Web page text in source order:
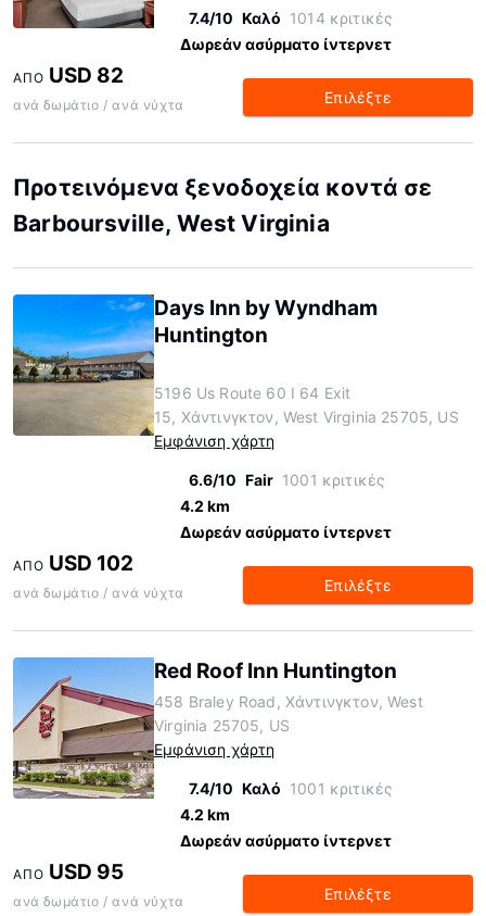
7.4/10 Καλό 1014 κριτικές
Δωρεάν ασύρματο ίντερνετ
ΑΠΌ USD 82
ανά δωμάτιο / ανά νύχτα Επιλέξτε
Προτεινόμενα ξενοδοχεία κοντά σε
Barboursville, West Virginia
Days Inn by Wyndham
Huntington
5196 Us Route 60 I 64 Exit
15, Χάντινγκτον, West Virginia 25705, US
Εμφάνιση χάρτη
6.6/10 Fair 1001 κριτικές
4.2 km
Δωρεάν ασύρματο ίντερνετ
ΑΠΌ USD 102
ανά δωμάτιο / ανά νύχτα Επιλέξτε
Red Roof Inn Huntington
458 Braley Road, Χάντινγκτον, West
Virginia 25705, US
Εμφάνιση χάρτη
7.4/10 Καλό 1001 κριτικές
4.2 km
Δωρεάν ασύρματο ίντερνετ
ΑΠΌ USD 95
ανά δωμάτιο / ανά νύχτα Επιλέξτε